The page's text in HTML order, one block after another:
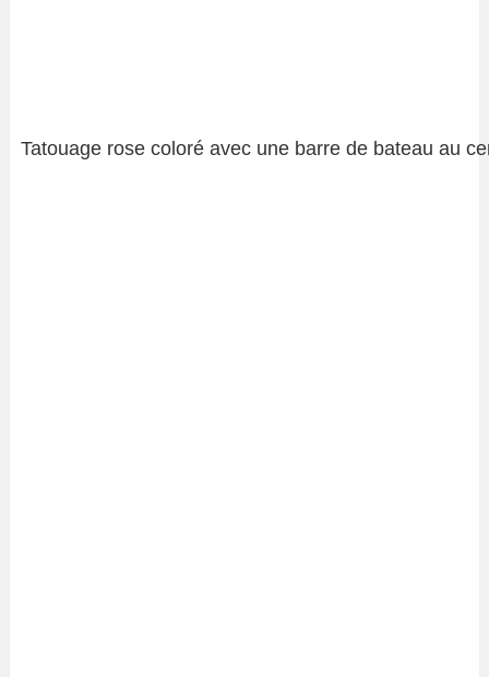
Tatouage rose coloré avec une barre de bateau au